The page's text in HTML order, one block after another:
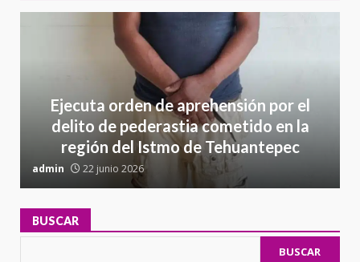
Ejecuta orden de aprehensión por el
delito de pederastia cometido en la
región del Istmo de Tehuantepec
admin 22 junio 2026
BUSCAR
BUSCAR